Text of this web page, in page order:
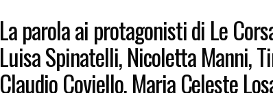
La parola ai protagonisti di Le
Luisa Spinatelli, Nicoletta Manni,
Claudio Coviello, Maria Celeste